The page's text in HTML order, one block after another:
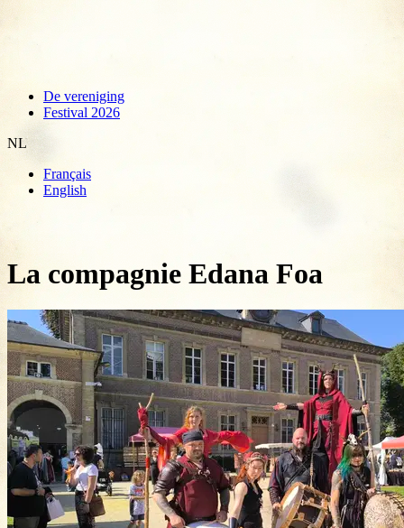
De vereniging
Festival 2026
NL
Français
English
La compagnie Edana Foa